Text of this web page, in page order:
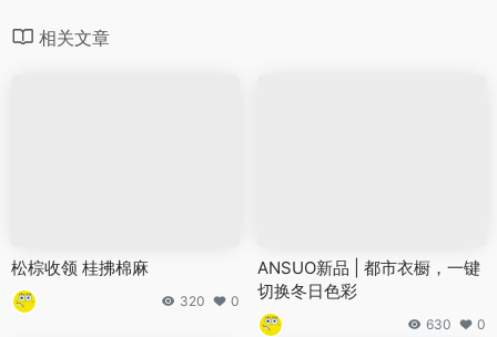
相关文章
松棕收领 桂拂棉麻
320 0
ANSUO新品 | 都市衣橱，一键
切换冬日色彩
630 0